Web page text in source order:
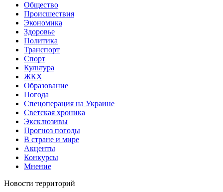
Общество
Происшествия
Экономика
Здоровье
Политика
Транспорт
Спорт
Культура
ЖКХ
Образование
Погода
Спецоперация на Украине
Светская хроника
Эксклюзивы
Прогноз погоды
В стране и мире
Акценты
Конкурсы
Мнение
Новости территорий